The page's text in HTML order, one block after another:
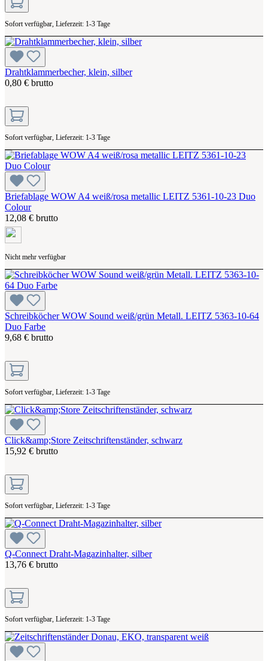
Sofort verfügbar, Lieferzeit: 1-3 Tage
Drahtklammerbecher, klein, silber
0,80 € brutto
Sofort verfügbar, Lieferzeit: 1-3 Tage
Briefablage WOW A4 weiß/rosa metallic LEITZ 5361-10-23 Duo
Colour
12,08 € brutto
Nicht mehr verfügbar
Schreibköcher WOW Sound weiß/grün Metall. LEITZ 5363-10-64
Duo Farbe
9,68 € brutto
Sofort verfügbar, Lieferzeit: 1-3 Tage
Click&amp;Store Zeitschriftenständer, schwarz
15,92 € brutto
Sofort verfügbar, Lieferzeit: 1-3 Tage
Q-Connect Draht-Magazinhalter, silber
13,76 € brutto
Sofort verfügbar, Lieferzeit: 1-3 Tage